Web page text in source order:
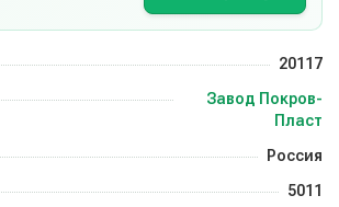
20117
Завод Покров-
Пласт
Россия
5011